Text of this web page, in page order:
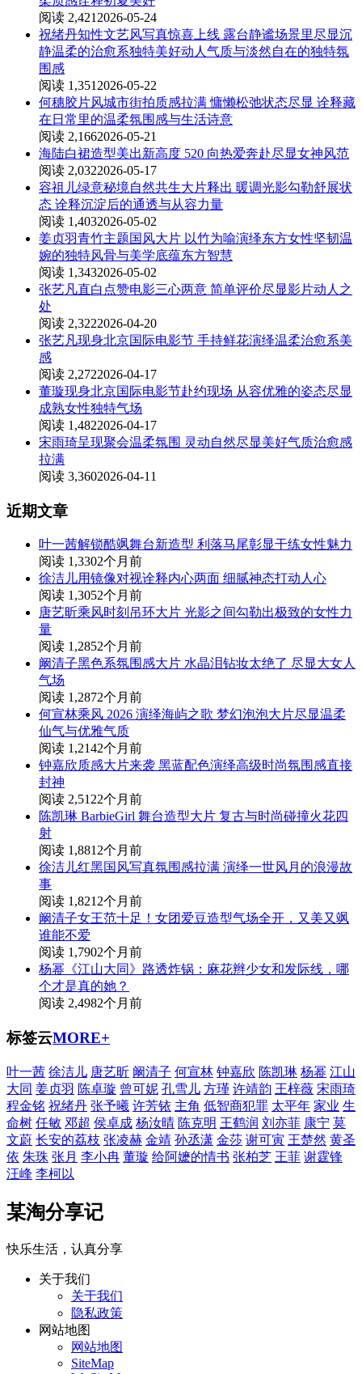
阅读 2,421 2026-05-24
祝绪丹知性文艺风写真惊喜上线 露台静谧场景里尽显沉
静温柔的治愈系独特美好动人气质与淡然自在的独特氛
围感
阅读 1,351 2026-05-22
何穗胶片风城市街拍质感拉满 慵懒松弛状态尽显 诠释藏
在日常里的温柔氛围感与生活诗意
阅读 2,1662026-05-21
海陆白裙造型美出新高度 520 向热爱奔赴尽显女神风范
阅读 2,0322026-05-17
容祖儿绿意秘境自然共生大片释出 暖调光影勾勒舒展状
态 诠释沉淀后的通透与从容力量
阅读 1,4032026-05-02
姜贞羽青竹主题国风大片 以竹为喻演绎东方女性坚韧温
婉的独特风骨与美学底蕴东方智慧
阅读 1,3432026-05-02
张艺凡直白点赞电影三心两意 简单评价尽显影片动人之
处
阅读 2,3222026-04-20
张艺凡现身北京国际电影节 手持鲜花演绎温柔治愈系美
感
阅读 2,2722026-04-17
董璇现身北京国际电影节赴约现场 从容优雅的姿态尽显
成熟女性独特气场
阅读 1,4822026-04-17
宋雨琦呈现聚会温柔氛围 灵动自然尽显美好气质治愈感
拉满
阅读 3,3602026-04-11
近期文章
叶一茜解锁酷飒舞台新造型 利落马尾彰显干练女性魅力
阅读 1,3302个月前
徐洁儿用镜像对视诠释内心两面 细腻神态打动人心
阅读 1,3052个月前
唐艺昕乘风时刻吊环大片 光影之间勾勒出极致的女性力
量
阅读 1,2852个月前
阚清子黑色系氛围感大片 水晶泪钻妆太绝了 尽显大女人
气场
阅读 1,2872个月前
何宣林乘风 2026 演绎海屿之歌 梦幻泡泡大片尽显温柔
仙气与优雅气质
阅读 1,2142个月前
钟嘉欣质感大片来袭 黑蓝配色演绎高级时尚氛围感直接
封神
阅读 2,5122个月前
陈凯琳 BarbieGirl 舞台造型大片 复古与时尚碰撞火花四
射
阅读 1,881 2个月前
徐洁儿红黑国风写真氛围感拉满 演绎一世风月的浪漫故
事
阅读 1,821 2个月前
阚清子女王范十足！女团爱豆造型气场全开，又美又飒
谁能不爱
阅读 1,7902个月前
杨幂《江山大同》路透炸锅：麻花辫少女和发际线，哪
个才是真的她？
阅读 2,4982个月前
标签云MORE+
叶一茜 徐洁儿 唐艺昕 阚清子 何宣林 钟嘉欣 陈凯琳 杨幂 江山
大同 姜贞羽 陈卓璇 曾可妮 孔雪儿 方瑾 许靖韵 王梓薇 宋雨琦
程金铭 祝绪丹 张予曦 许芳铱 主角 低智商犯罪 太平年 家业 生
命树 任敏 邓超 侯卓成 杨汝晴 陈克明 王鹤润 刘亦菲 康宁 莫
文蔚 长安的荔枝 张凌赫 金靖 孙丞潇 金莎 谢可寅 王楚然 黄圣
依 朱珠 张月 李小冉 董璇 给阿嬷的情书 张柏芝 王菲 谢霆锋
汪峰 李柯以
某淘分享记
快乐生活，认真分享
关于我们
关于我们
隐私政策
网站地图
网站地图
SiteMap